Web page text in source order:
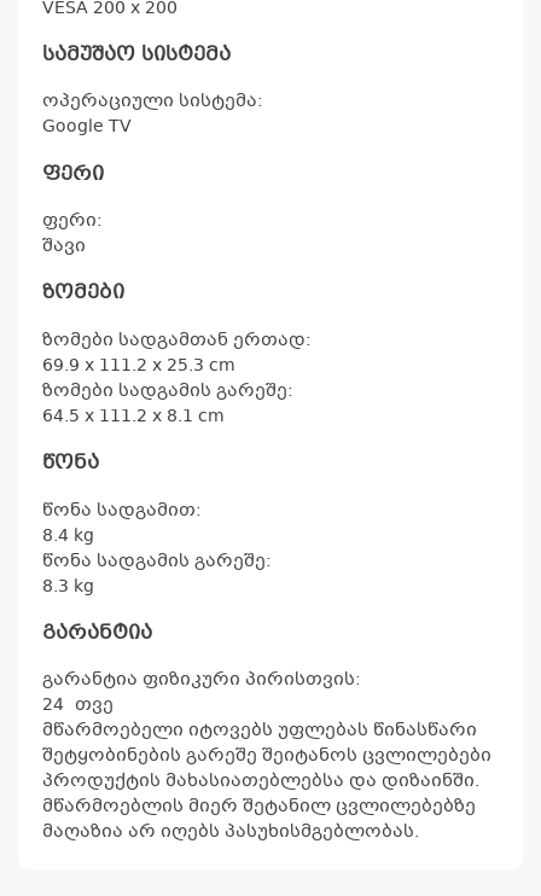
VESA 200 x 200
სამუშაო სისტემა
ოპერაციული სისტემა:
Google TV
ფერი
ფერი:
შავი
ზომები
ზომები სადგამთან ერთად:
69.9 x 111.2 x 25.3 cm
ზომები სადგამის გარეშე:
64.5 x 111.2 x 8.1 cm
წონა
წონა სადგამით:
8.4 kg
წონა სადგამის გარეშე:
8.3 kg
გარანტია
გარანტია ფიზიკური პირისთვის:
24 თვე
მწარმოებელი იტოვებს უფლებას წინასწარი
შეტყობინების გარეშე შეიტანოს ცვლილებები
პროდუქტის მახასიათებლებსა და დიზაინში.
მწარმოებლის მიერ შეტანილ ცვლილებებზე
მაღაზია არ იღებს პასუხისმგებლობას.